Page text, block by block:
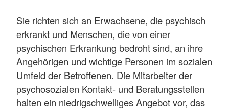
Sie richten sich an Erwachsene, die psychisch
erkrankt und Menschen, die von einer
psychischen Erkrankung bedroht sind, an ihre
Angehörigen und wichtige Personen im sozialen
Umfeld der Betroffenen. Die Mitarbeiter der
psychosozialen Kontakt- und Beratungsstellen
halten ein niedrigschwelliges Angebot vor, das